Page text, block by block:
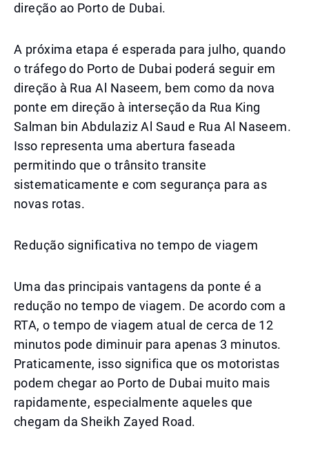
direção ao Porto de Dubai.
A próxima etapa é esperada para julho, quando
o tráfego do Porto de Dubai poderá seguir em
direção à Rua Al Naseem, bem como da nova
ponte em direção à interseção da Rua King
Salman bin Abdulaziz Al Saud e Rua Al Naseem.
Isso representa uma abertura faseada
permitindo que o trânsito transite
sistematicamente e com segurança para as
novas rotas.
Redução significativa no tempo de viagem
Uma das principais vantagens da ponte é a
redução no tempo de viagem. De acordo com a
RTA, o tempo de viagem atual de cerca de 12
minutos pode diminuir para apenas 3 minutos.
Praticamente, isso significa que os motoristas
podem chegar ao Porto de Dubai muito mais
rapidamente, especialmente aqueles que
chegam da Sheikh Zayed Road.